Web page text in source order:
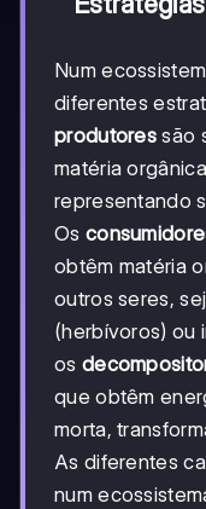
Num
diferentes
produtores são
matéria
representando
Os
obtêm matéria
outros seres,
(herbívoros) ou
os
que obtêm
morta,
As diferentes
num